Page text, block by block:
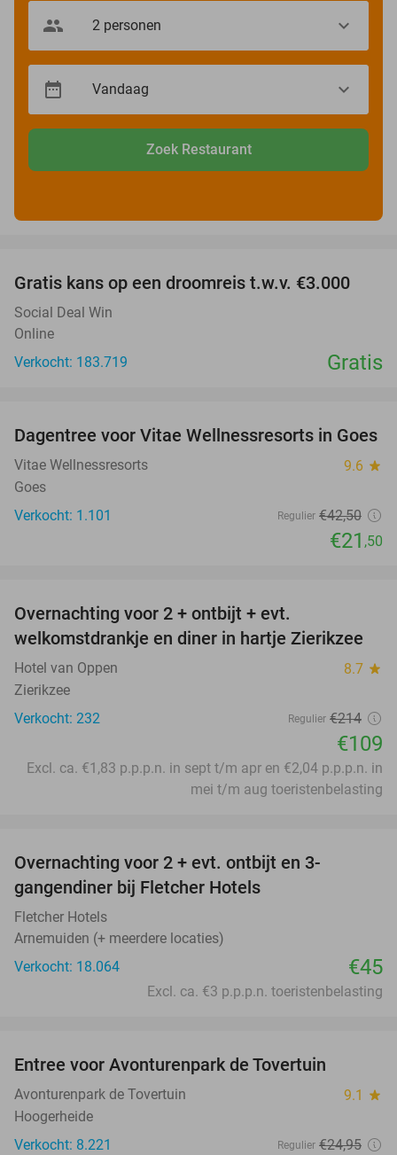
Zoek Restaurant
Gratis kans op een droomreis t.w.v. €3.000
Social Deal Win
Online
Verkocht: 183.719
Gratis
49%
Dagentree voor Vitae Wellnessresorts in Goes
Vitae Wellnessresorts 9.6 star
Goes
Verkocht: 1.101
Regulier €42,50
€21 ,50
Overnachting voor 2 + ontbijt + evt.
welkomstdrankje en diner in hartje Zierikzee
Hotel van Oppen 8.7 star
Zierikzee
Verkocht: 232
Regulier €214
€109
Excl. ca. €1,83 p.p.p.n. in sept t/m apr en €2,04 p.p.p.n. in
mei t/m aug toeristenbelasting
Overnachting voor 2 + evt. ontbijt en 3-
gangendiner bij Fletcher Hotels
Fletcher Hotels
Arnemuiden (+ meerdere locaties)
Verkocht: 18.064
€45
Excl. ca. €3 p.p.p.n. toeristenbelasting
Entree voor Avonturenpark de Tovertuin
Avonturenpark de Tovertuin 9.1 star
Hoogerheide
Verkocht: 8.221
Regulier €24,95